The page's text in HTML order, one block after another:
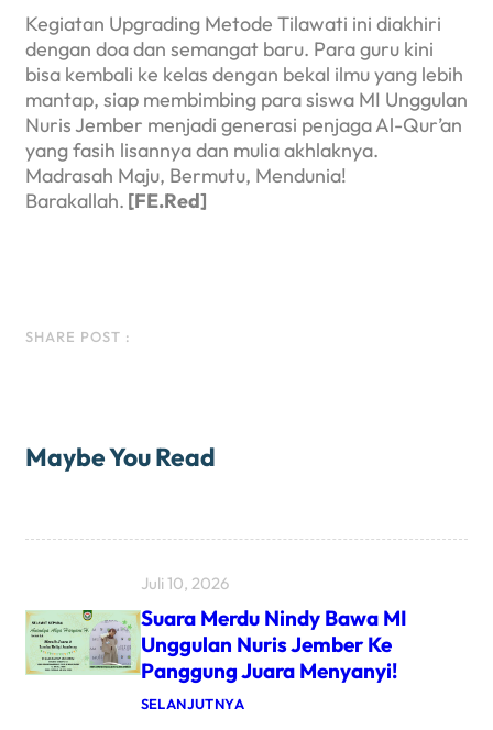
Kegiatan Upgrading Metode Tilawati ini diakhiri
dengan doa dan semangat baru. Para guru kini
bisa kembali ke kelas dengan bekal ilmu yang lebih
mantap, siap membimbing para siswa MI Unggulan
Nuris Jember menjadi generasi penjaga Al-Qur’an
yang fasih lisannya dan mulia akhlaknya.
Madrasah Maju, Bermutu, Mendunia!
Barakallah. [FE.Red]
SHARE POST :
Maybe You Read
Juli 10, 2026
Suara Merdu Nindy Bawa MI
Unggulan Nuris Jember Ke
Panggung Juara Menyanyi!
SELANJUTNYA: